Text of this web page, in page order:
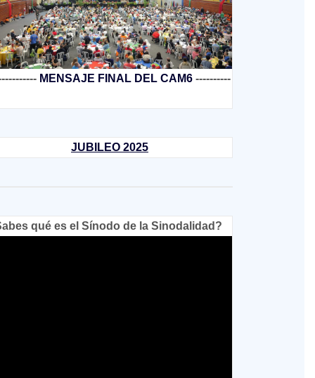
MENSAJE FINAL DEL CAM6 ----------
JUBILEO 2025
qué es el Sínodo de la Sinodalidad?